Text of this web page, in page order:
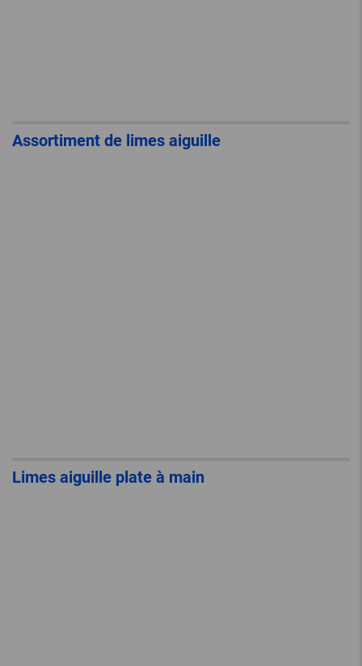
Assortiment de limes aiguille
Limes aiguille plate à main